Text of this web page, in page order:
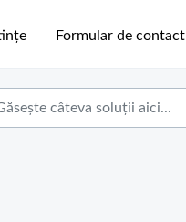
Formular de contact